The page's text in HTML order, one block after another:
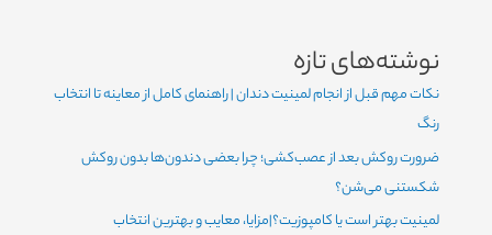
نوشته‌های تازه
نکات مهم قبل از انجام لمینیت دندان | راهنمای کامل از معاینه تا انتخاب
رنگ
ضرورت روکش بعد از عصب‌کشی؛ چرا بعضی دندون‌ها بدون روکش
شکستنی می‌شن؟
لمینیت بهتر است یا کامپوزیت؟|مزایا، معایب و بهترین انتخاب